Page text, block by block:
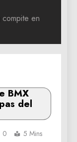
en
BMX
del
0 5 Mins